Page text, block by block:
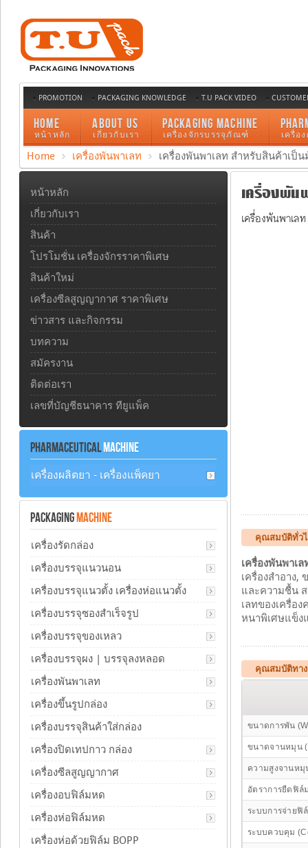
PROMOTION PACKAGING KNOWLEDGE T.U PACK VIDEO
HOME
หน้าหลัก
ABOUT US
เกี่ยวกับเรา
PACKAGING MACHINE
เครื่องจักรบรรจุภัณฑ์ เครื่อ
Home เครื่องพันพาเลท เครื่องพันพาเลท สำหรับสินค้าเป็
เครื่องพันพ
เครื่องพันพาเลท
คุณสมบัติทั่ว
เครื่องพันพาเล
เครื่องสำอาง
และความชื้น
เลทของเครื่อ
หนาพิเศษแข็ง
คุณสมบัติทาง
ขนาดการพัน
ขนาดจานหมุน
ความสูงจานหมุ
อัตราการยืดฟิล์
ระบบการจ่ายฟิ
ระบบควบคุม
หน้าหลัก
เกี่ยวกับเรา
สินค้า
โปรโมชั่น เครื่องจักรราคาพิเศษ
สินค้าใหม่
เครื่องซีลสูญญากาศ ราคาพิเศษ
ข่าวสาร และกิจกรรม
บทความ
สมัครงาน
ติดต่อเรา
เลขที่บัญชีธนาคาร ทียูแพ็ค
PHARMACEUTICALMACHINE
เครื่องผลิตยา - เครื่องแพ็คยา
PACKAGING MACHINE
เครื่องรัดกล่อง
เครื่องบรรจุแนวนอน
เครื่องบรรจุแนวตั้ง เครื่องห่อแนวตั้ง
เครื่องบรรจุซองสำเร็จรูป
เครื่องบรรจุของเหลว
เครื่องบรรจุผง | บรรจุลงหลอด
เครื่องพันพาเลท
เครื่องขึ้นรูปกล่อง
เครื่องบรรจุสินค้าใส่กล่อง
เครื่องปิดเทปกาว กล่อง
เครื่องซีลสูญญากาศ
เครื่องอบฟิล์มหด
เครื่องห่อฟิล์มหด
เครื่องห่อด้วยฟิล์ม BOPP